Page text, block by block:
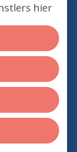
hier